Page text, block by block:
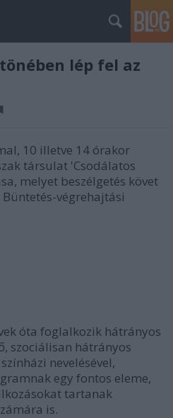
lép fel az
10 illetve 14 órakor
társulat 'Csodálatos
melyet beszélgetés követ
végrehajtási
óta foglalkozik hátrányos
szociálisan hátrányos
nevelésével,
egy fontos eleme,
tartanak
is.